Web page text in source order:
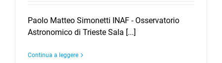
Paolo Matteo Simonetti INAF - Osservatorio
Astronomico di Trieste Sala [...]
Continua a leggere